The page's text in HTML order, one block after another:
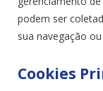
podem ser
sua navegação
Cookies